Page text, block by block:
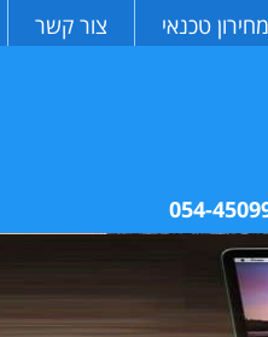
מחירון טכנאי צור קשר
054-